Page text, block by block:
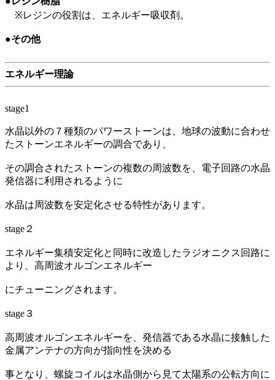
※レジンの役割は、エネルギー吸収剤。
●その他
エネルギー理論
stage1
水晶以外の７種類のパワーストーンは、地球の波動に合わせ
たストーンエネルギーの調合であり、
その調合されたストーンの複数の周波数を、電子回路の水晶
発信器に利用されるように
水晶は周波数を安定化させる特性があります。
stage２
エネルギー集積安定化と同時に改造したラジオニクス回路に
より、高周波オルゴンエネルギー
にチューニングされます。
stage３
高周波オルゴンエネルギーを、発信器である水晶に接触した
金属アンテナの方向が指向性を決める
事となり、螺旋コイルは水晶側から見て太陽系の公転方向に